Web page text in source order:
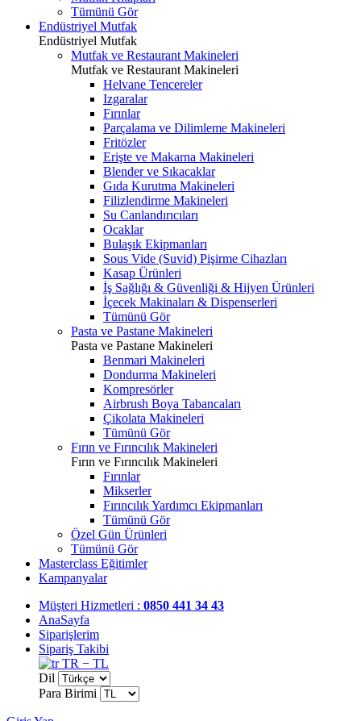
Tümünü Gör
Endüstriyel Mutfak
Endüstriyel Mutfak
Mutfak ve Restaurant Makineleri
Mutfak ve Restaurant Makineleri
Helvane Tencereler
Izgaralar
Fırınlar
Parçalama ve Dilimleme Makineleri
Fritözler
Erişte ve Makarna Makineleri
Blender ve Sıkacaklar
Gıda Kurutma Makineleri
Filizlendirme Makineleri
Su Canlandırıcıları
Ocaklar
Bulaşık Ekipmanları
Sous Vide (Suvid) Pişirme Cihazları
Kasap Ürünleri
İş Sağlığı & Güvenliği & Hijyen Ürünleri
İçecek Makinaları & Dispenserleri
Tümünü Gör
Pasta ve Pastane Makineleri
Pasta ve Pastane Makineleri
Benmari Makineleri
Dondurma Makineleri
Kompresörler
Airbrush Boya Tabancaları
Çikolata Makineleri
Tümünü Gör
Fırın ve Fırıncılık Makineleri
Fırın ve Fırıncılık Makineleri
Fırınlar
Mikserler
Fırıncılık Yardımcı Ekipmanları
Tümünü Gör
Özel Gün Ürünleri
Tümünü Gör
Masterclass Eğitimler
Kampanyalar
Müşteri Hizmetleri : 0850 441 34 43
AnaSayfa
Siparişlerim
Sipariş Takibi
TR − TL
Dil
Para Birimi